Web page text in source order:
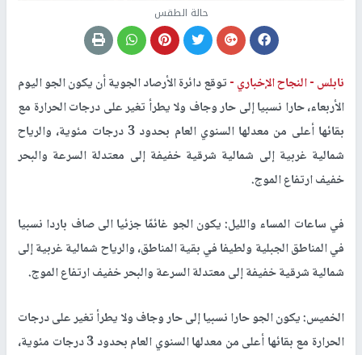
حالة الطقس
نابلس -النجاح الإخباري -توقع دائرة الأرصاد الجوية أن يكون الجو اليوم
الأربعاء، حارا نسبيا إلى حار وجاف ولا يطرأ تغير على درجات الحرارة مع
بقائها أعلى من معدلها السنوي العام بحدود 3 درجات مئوية، والرياح
شمالية غربية إلى شمالية شرقية خفيفة إلى معتدلة السرعة والبحر
خفيف ارتفاع الموج.
في ساعات المساء والليل: يكون الجو غائمًا جزئيا الى صاف باردا نسبيا
في المناطق الجبلية ولطيفا في بقية المناطق، والرياح شمالية غربية إلى
شمالية شرقية خفيفة إلى معتدلة السرعة والبحر خفيف ارتفاع الموج.
الخميس: يكون الجو حارا نسبيا إلى حار وجاف ولا يطرأ تغير على درجات
الحرارة مع بقائها أعلى من معدلها السنوي العام بحدود 3 درجات مئوية،